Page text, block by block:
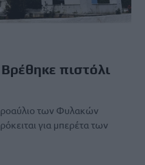
πιστόλι
των Φυλακών
για μπερέτα των